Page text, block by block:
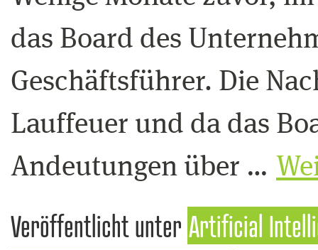
das Board des
Geschäftsführer. Die
Lauffeuer und da das
Andeutungen über …
Veröffentlicht unter Artificial